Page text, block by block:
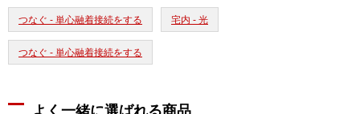
つなぐ - 単心融着接続をする 宅内 - 光
つなぐ - 単心融着接続をする